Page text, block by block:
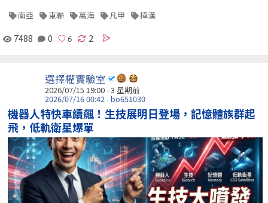
南亞 東聯 萬海 凡甲 樺漢
7488 0 2
選擇權實驗室
2026/07/15 19:00 - 3 星期前
2026/07/16 00:42 - bo651030
機器人特快車續飆！生技展明日登場，記憶體族群起
飛，低軌衛星爆單